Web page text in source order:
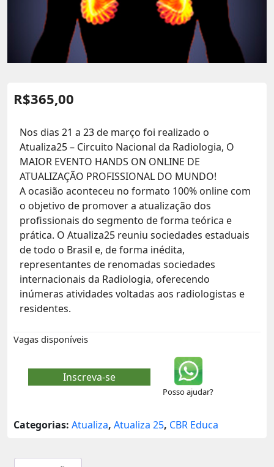
R$365,00
Nos dias 21 a 23 de março foi realizado o
Atualiza25 – Circuito Nacional da Radiologia, O
MAIOR EVENTO HANDS ON ONLINE DE
ATUALIZAÇÃO PROFISSIONAL DO MUNDO!
A ocasião aconteceu no formato 100% online com
o objetivo de promover a atualização dos
profissionais do segmento de forma teórica e
prática. O Atualiza25 reuniu sociedades estaduais
de todo o Brasil e, de forma inédita,
representantes de renomadas sociedades
internacionais da Radiologia, oferecendo
inúmeras atividades voltadas aos radiologistas e
residentes.
Vagas disponíveis
Inscreva-se
Posso ajudar?
Categorias: Atualiza, Atualiza 25, CBR Educa